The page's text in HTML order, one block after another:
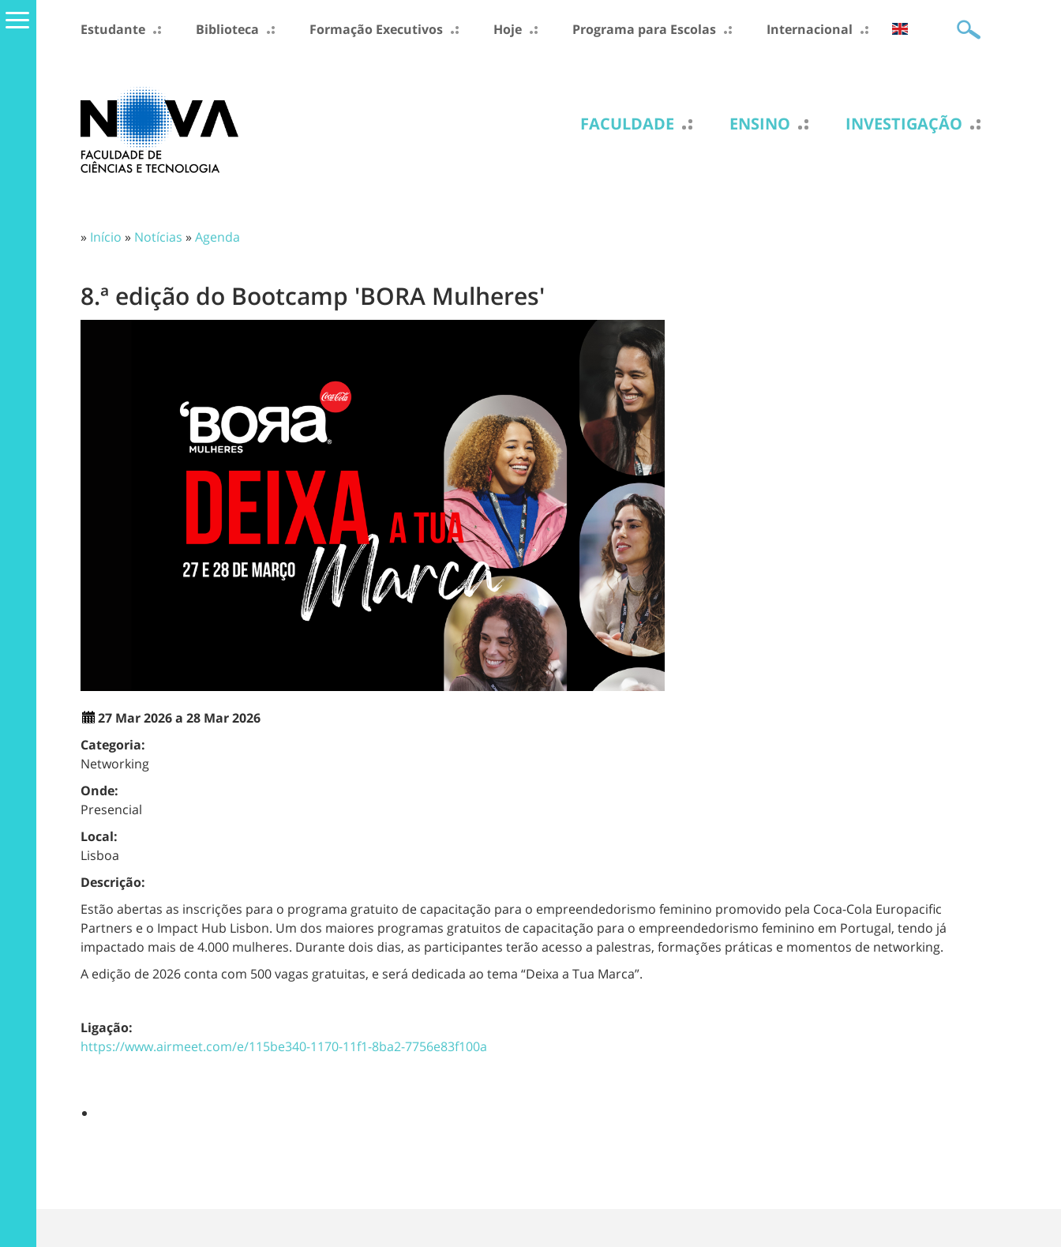
Estudante Biblioteca Formação Executivos Hoje Programa para Escolas Internacional
FACULDADE ENSINO INVESTIGAÇÃO
» Início » Notícias »Agenda
8.ª edição do Bootcamp 'BORA Mulheres'
27 Mar 2026 a 28 Mar 2026
Categoria:
Networking
Onde:
Presencial
Local:
Lisboa
Descrição:
Estão abertas as inscrições para o programa gratuito de capacitação para o empreendedorismo feminino promovido pela Coca-Cola Europacific
Partners e o Impact Hub Lisbon. Um dos maiores programas gratuitos de capacitação para o empreendedorismo feminino em Portugal, tendo já
impactado mais de 4.000 mulheres. Durante dois dias, as participantes terão acesso a palestras, formações práticas e momentos de networking.
A edição de 2026 conta com 500 vagas gratuitas, e será dedicada ao tema “Deixa a Tua Marca”.
Ligação:
https://www.airmeet.com/e/115be340-1170-11f1-8ba2-7756e83f100a